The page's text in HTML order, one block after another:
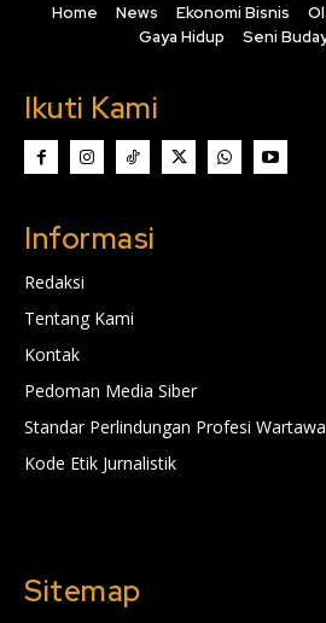
Home News Ekonomi Bisnis
Gaya Hidup
Seni
Ikuti Kami
Informasi
Redaksi
Tentang Kami
Kontak
Pedoman Media Siber
Standar Perlindungan Profesi
Kode Etik Jurnalistik
Sitemap